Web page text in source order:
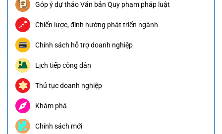
Góp ý dự thảo Văn bản Quy phạm pháp luật
Chiến lược, định hướng phát triển ngành
Chính sách hỗ trợ doanh nghiệp
Lịch tiếp công dân
Thủ tục doanh nghiệp
Khám phá
Chính sách mới